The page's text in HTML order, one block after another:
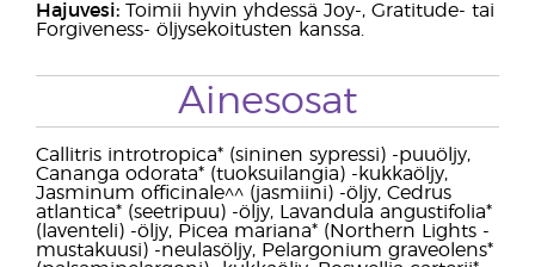
Hajuvesi: Toimii hyvin yhdessä Joy-, Gratitude- tai
Forgiveness- öljysekoitusten kanssa.
Ainesosat
Callitris introtropica* (sininen sypressi) -puuöljy,
Cananga odorata* (tuoksuilangia) -kukkaöljy,
Jasminum officinale^^ (jasmiini) -öljy, Cedrus
atlantica* (seetripuu) -öljy, Lavandula angustifolia*
(laventeli) -öljy, Picea mariana* (Northern Lights -
mustakuusi) -neulasöljy, Pelargonium graveolens*